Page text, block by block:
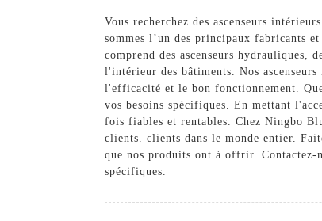
Vous recherchez des ascenseurs
sommes l’un des principaux fabricants
comprend des ascenseurs hydrauliques,
l'intérieur des bâtiments. Nos
l'efficacité et le bon fonctionnement.
vos besoins spécifiques. En mettant
fois fiables et rentables. Chez Ningbo
clients. clients dans le monde entier.
que nos produits ont à offrir. Contactez-
spécifiques.